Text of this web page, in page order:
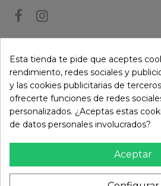
Puede darse de baja en cualquier momento.
información de contacto en el aviso legal.
Esta tienda te pide que aceptes
rendimiento, redes sociales y
y las cookies publicitarias de
ofrecerte funciones de redes
personalizados. ¿Aceptas estas
de datos personales involucrados?
Aceptar